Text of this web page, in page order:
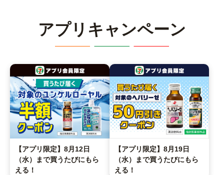
アプリキャンペーン
【アプリ限定】8月12日
（水）まで買うたびにもら
える！
【アプリ限定】8月19日
（水）まで買うたびにもら
える！